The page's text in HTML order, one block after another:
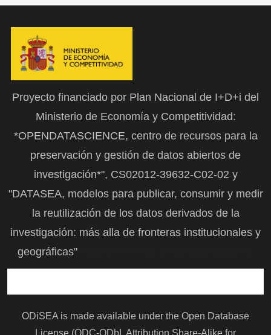
Proyecto financiado por Plan Nacional de I+D+i del
Ministerio de Economía y Competitividad:
*OPENDATASCIENCE, centro de recursos para la
preservación y gestión de datos abiertos de
investigación*", CS02012-39632-C02-02 y
"DATASEA, modelos para publicar, consumir y medir
la reutilización de los datos derivados de la
investigación: más alla de fronteras institucionales y
geográficas"
ODiSEA is made available under the Open Database
License (ODC-ODbL Attribution Share-Alike for